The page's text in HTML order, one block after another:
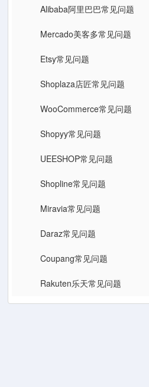
Alibaba阿里巴巴常见问题
Mercado美客多常见问题
Etsy常见问题
Shoplaza店匠常见问题
WooCommerce常见问题
Shopyy常见问题
UEESHOP常见问题
Shopline常见问题
Miravia常见问题
Daraz常见问题
Coupang常见问题
Rakuten乐天常见问题